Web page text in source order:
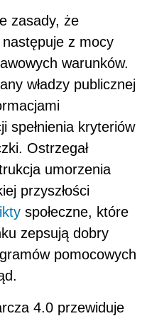
zasady, że
z mocy
warunków.
władzy publicznej
spełnienia kryteriów
Ostrzegał
umorzenia
przyszłości
społeczne, które
zepsują dobry
pomocowych
4.0 przewiduje